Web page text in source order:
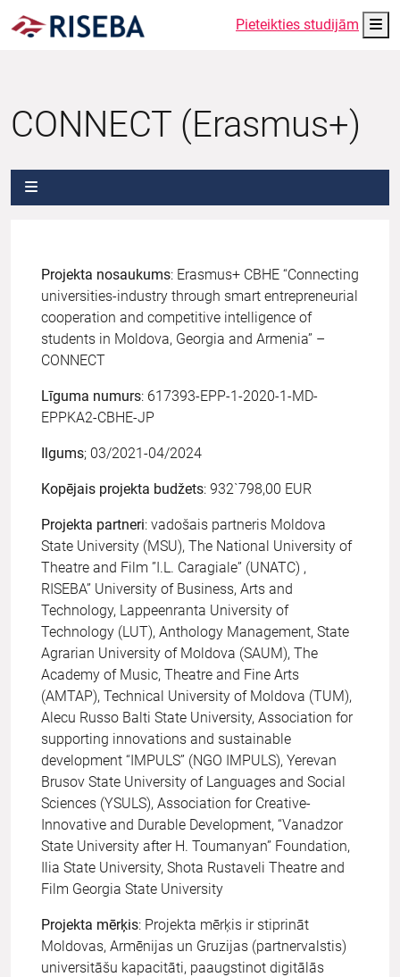
Pieteikties studijām
CONNECT (Erasmus+)
Projekta nosaukums: Erasmus+ CBHE “Connecting
universities-industry through smart entrepreneurial
cooperation and competitive intelligence of
students in Moldova, Georgia and Armenia” –
CONNECT
Līguma numurs: 617393-EPP-1-2020-1-MD-
EPPKA2-CBHE-JP
Ilgums; 03/2021-04/2024
Kopējais projekta budžets: 932`798,00 EUR
Projekta partneri: vadošais partneris Moldova
State University (MSU), The National University of
Theatre and Film ”I.L. Caragiale” (UNATC) ,
RISEBA” University of Business, Arts and
Technology, Lappeenranta University of
Technology (LUT), Anthology Management, State
Agrarian University of Moldova (SAUM), The
Academy of Music, Theatre and Fine Arts
(AMTAP), Technical University of Moldova (TUM),
Alecu Russo Balti State University, Association for
supporting innovations and sustainable
development “IMPULS” (NGO IMPULS), Yerevan
Brusov State University of Languages and Social
Sciences (YSULS), Association for Creative-
Innovative and Durable Development, “Vanadzor
State University after H. Toumanyan” Foundation,
Ilia State University, Shota Rustaveli Theatre and
Film Georgia State University
Projekta mērķis: Projekta mērķis ir stiprināt
Moldovas, Armēnijas un Gruzijas (partnervalstis)
universitāšu kapacitāti, paaugstinot digitālās